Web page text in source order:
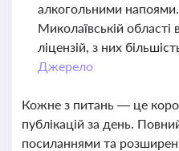
алкогольними
Миколаївській
ліцензій, з них
Джерело
Кожне з питань — це
публікацій за день.
посиланнями та